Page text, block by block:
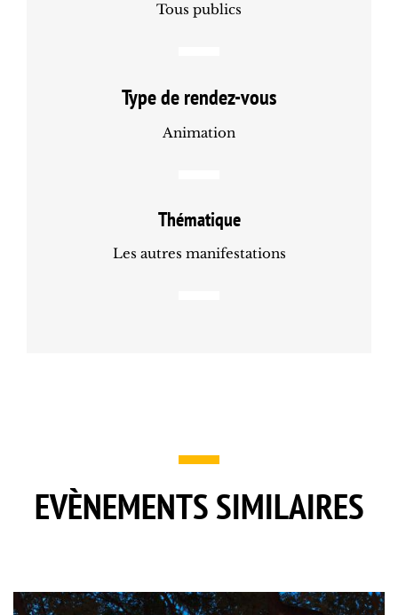
Tous publics
Type de rendez-vous
Animation
Thématique
Les autres manifestations
EVÈNEMENTS SIMILAIRES